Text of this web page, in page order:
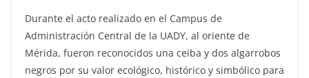
Durante el acto realizado en el Campus de
Administración Central de la UADY, al oriente de
Mérida, fueron reconocidos una ceiba y dos algarrobos
negros por su valor ecológico, histórico y simbólico para